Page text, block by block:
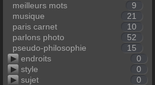
meilleurs mots
9
musique
21
paris carnet
10
parlons photo
52
pseudo-philosophie
15
endroits
0
style
0
sujet
0